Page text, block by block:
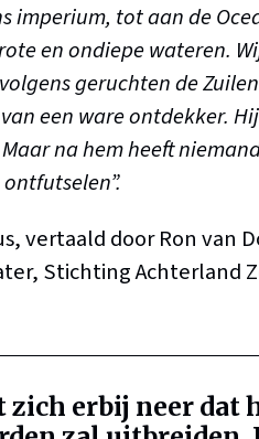
imperium, tot aan de
en ondiepe wateren.
geruchten de
een ware ontdekker.
na hem heeft
vertaald door Ron van
Stichting Achterland
zich erbij neer